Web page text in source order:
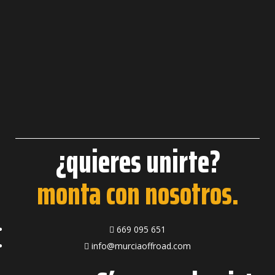
¿quieres unirte?
monta con nosotros.
669 095 651
info@murciaoffroad.com